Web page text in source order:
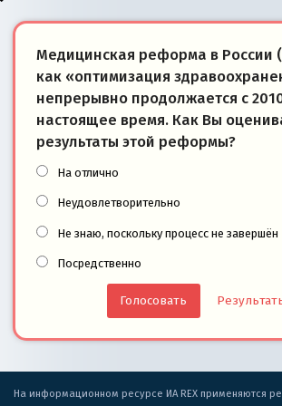
Медицинская реформа в России
как «оптимизация
непрерывно продолжается с
настоящее время. Как Вы
результаты этой реформы?
На отлично
Неудовлетворительно
Не знаю, поскольку процесс не завершён
Посредственно
На информационном ресурсе ИА REX применяются